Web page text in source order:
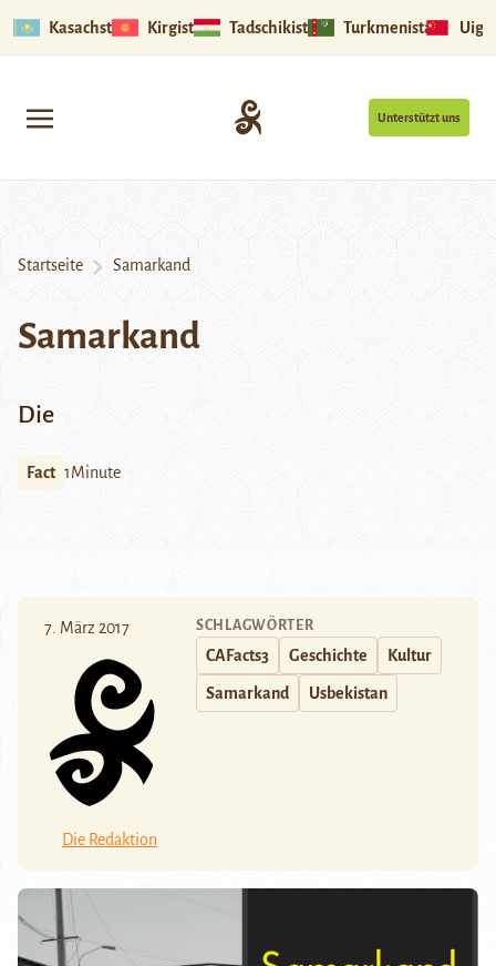
Kasachstan Kirgistan Tadschikistan Turkmenistan
Unterstützt uns
Startseite Samarkand
Samarkand
Die
Fact 1Minute
7. März 2017
Die Redaktion
SCHLAGWÖRTER
CAFacts3 Geschichte Kultur
Samarkand Usbekistan